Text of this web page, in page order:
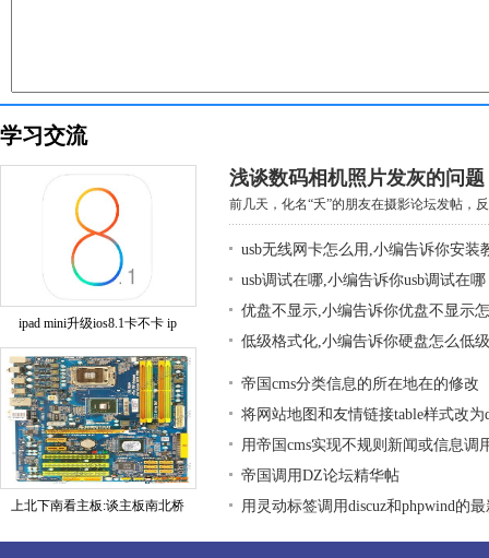
学习交流
ipad mini升级ios8.1卡不卡 ip
上北下南看主板:谈主板南北桥
浅谈数码相机照片发灰的问题
前几天，化名“夭”的朋友在摄影论坛发帖，
usb无线网卡怎么用,小编告诉你安装
usb调试在哪,小编告诉你usb调试在哪
优盘不显示,小编告诉你优盘不显示
低级格式化,小编告诉你硬盘怎么低
帝国cms分类信息的所在地在的修改
将网站地图和友情链接table样式改为
用帝国cms实现不规则新闻或信息调
帝国调用DZ论坛精华帖
用灵动标签调用discuz和phpwind的